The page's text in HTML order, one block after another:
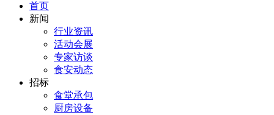
首页
新闻
行业资讯
活动会展
专家访谈
食安动态
招标
食堂承包
厨房设备